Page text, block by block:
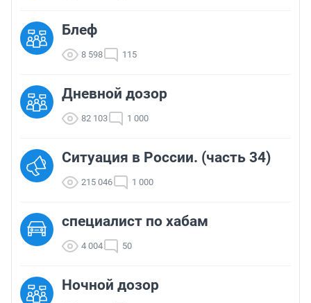
Блеф
8 598 115
Дневной дозор
82 103 1 000
Ситуация в России. (часть 34)
215 046 1 000
cпециалист по хабам
4 004 50
Ночной дозор